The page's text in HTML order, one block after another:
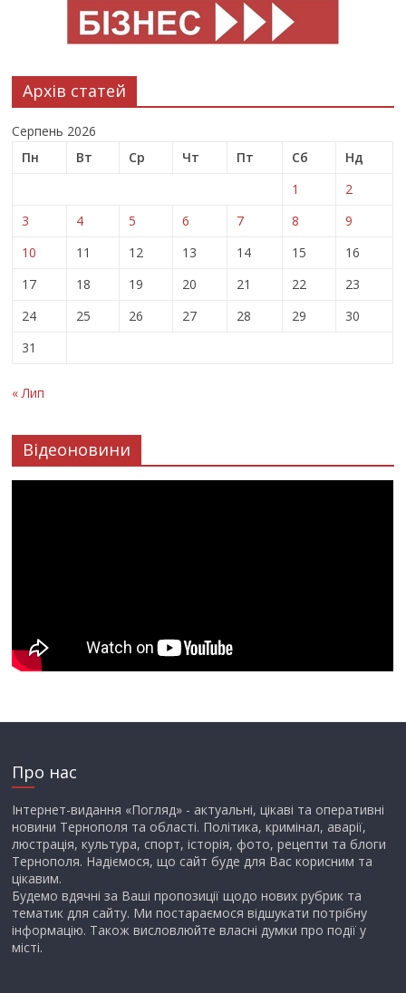
Архів статей
Серпень 2026
Пн
Вт Ср Чт Пт Сб
Нд
1
2
3
4 5 6 7 8
9
10
11 12 13 14 15
16
17
18 19 20 21 22
23
24
25 26 27 28 29
30
31
« Лип
Відеоновини
Про нас
Інтернет-видання «Погляд» - актуальні, цікаві та оперативні
новини Тернополя та області. Політика, кримінал, аварії,
люстрація, культура, спорт, історія, фото, рецепти та блоги
Тернополя. Надіємося, що сайт буде для Вас корисним та
цікавим.
Будемо вдячні за Ваші пропозиції щодо нових рубрик та
тематик для сайту. Ми постараємося відшукати потрібну
інформацію. Також висловлюйте власні думки про події у
місті.